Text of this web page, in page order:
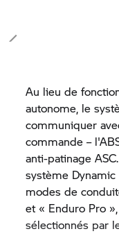
Au lieu de
autonome, le
communiquer
commande –
anti-patinage
système
modes de
et « Enduro Pro
sélectionnés par